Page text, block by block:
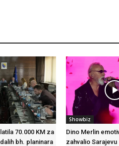
70.000 KM za
bh. planinara
Showbiz
Dino Merlin
zahvalio Sarajevu